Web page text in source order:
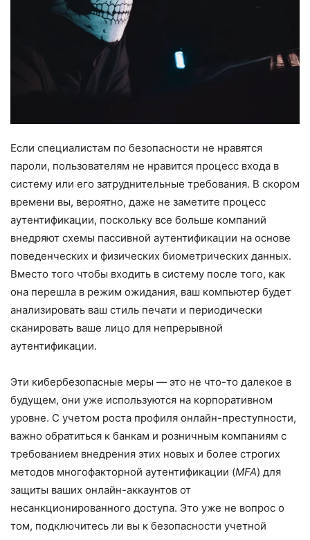
Если специалистам по безопасности не нравятся
пароли, пользователям не нравится процесс входа в
систему или его затруднительные требования. В скором
времени вы, вероятно, даже не заметите процесс
аутентификации, поскольку все больше компаний
внедряют схемы пассивной аутентификации на основе
поведенческих и физических биометрических данных.
Вместо того чтобы входить в систему после того, как
она перешла в режим ожидания, ваш компьютер будет
анализировать ваш стиль печати и периодически
сканировать ваше лицо для непрерывной
аутентификации.
Эти кибербезопасные меры — это не что-то далекое в
будущем, они уже используются на корпоративном
уровне. С учетом роста профиля онлайн-преступности,
важно обратиться к банкам и розничным компаниям с
требованием внедрения этих новых и более строгих
методов многофакторной аутентификации (MFA) для
защиты ваших онлайн-аккаунтов от
несанкционированного доступа. Это уже не вопрос о
том, подключитесь ли вы к безопасности учетной